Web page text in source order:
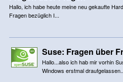
Hallo, ich habe heute meine neu gekaufte
Fragen bezüglich I...
Suse: Fragen über
Hallo...also ich hab mir vorhin
Windows erstmal